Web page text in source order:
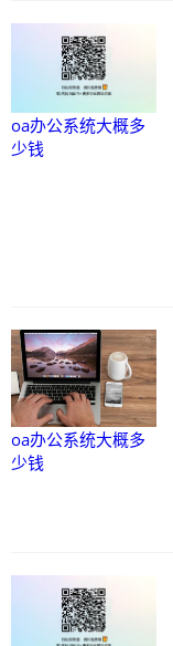
oa办公系统大概多
少钱
oa办公系统大概多
少钱